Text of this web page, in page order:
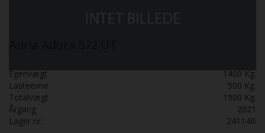
Egenvægt
1400 Kg.
Lasteevne
500 Kg.
Totalvægt
1900 Kg.
Årgang
2021
Lager nr.
24114B